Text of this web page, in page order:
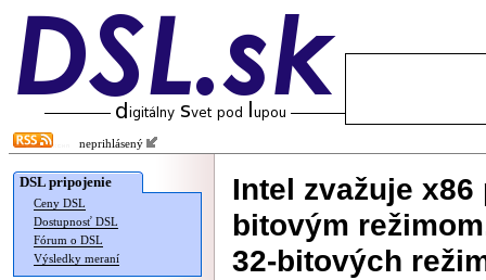
neprihlásený
DSL pripojenie
Ceny DSL
Dostupnosť DSL
Fórum o DSL
Výsledky meraní
Intel zvažuje
bitovým
32-bitových